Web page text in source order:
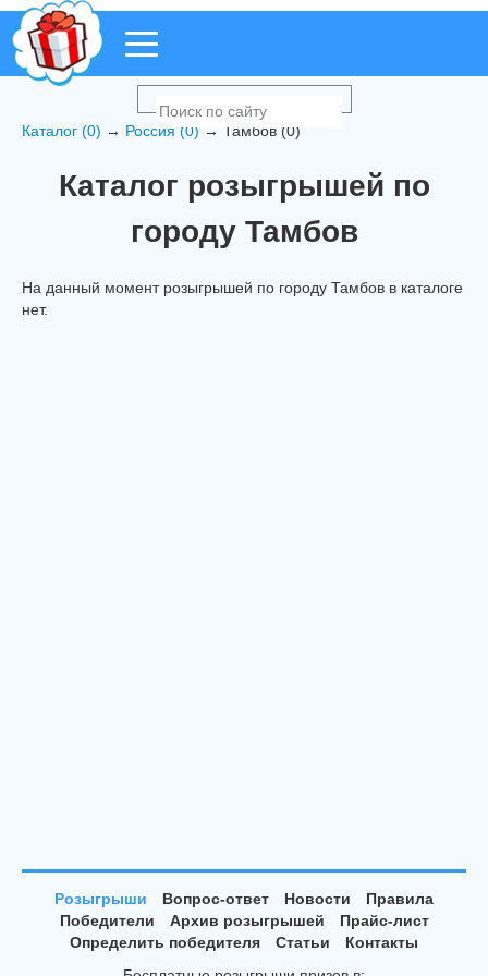
Каталог (0) → Россия (0) → Тамбов (0)
Каталог розыгрышей по
городу Тамбов
На данный момент розыгрышей по городу Тамбов в каталоге
нет.
Розыгрыши Вопрос-ответ Новости
Правила
Победители
Архив розыгрышей
Прайс-лист
Определить победителя
Статьи
Контакты